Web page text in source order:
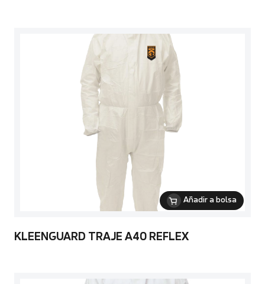
Añadir a bolsa
KLEENGUARD TRAJE A40 REFLEX